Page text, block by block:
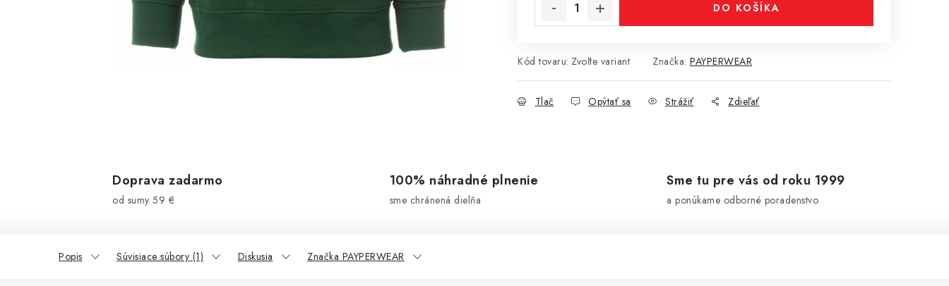
DO KOŠÍKA
Kód tovaru: Zvoľte variant Značka: PAYPERWEAR
Tlač Opýtať sa Strážiť Zdieľať
Doprava zadarmo
od sumy 59 €
100% náhradné plnenie
sme chránená dielňa
Sme tu pre vás od roku 1999
a ponúkame odborné poradenstvo
Popis Súvisiace súbory (1) Diskusia Značka PAYPERWEAR